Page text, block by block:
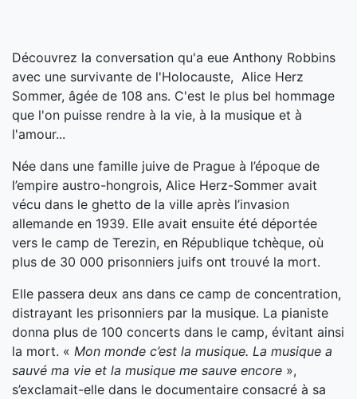
Découvrez la conversation qu'a eue Anthony Robbins
avec une survivante de l'Holocauste, Alice Herz
Sommer, âgée de 108 ans. C'est le plus bel hommage
que l'on puisse rendre à la vie, à la musique et à
l'amour...
Née dans une famille juive de Prague à l’époque de
l’empire austro-hongrois, Alice Herz-Sommer avait
vécu dans le ghetto de la ville après l’invasion
allemande en 1939. Elle avait ensuite été déportée
vers le camp de Terezin, en République tchèque, où
plus de 30 000 prisonniers juifs ont trouvé la mort.
Elle passera deux ans dans ce camp de concentration,
distrayant les prisonniers par la musique. La pianiste
donna plus de 100 concerts dans le camp, évitant ainsi
la mort. « Mon monde c’est la musique. La musique a
sauvé ma vie et la musique me sauve encore »,
s’exclamait-elle dans le documentaire consacré à sa